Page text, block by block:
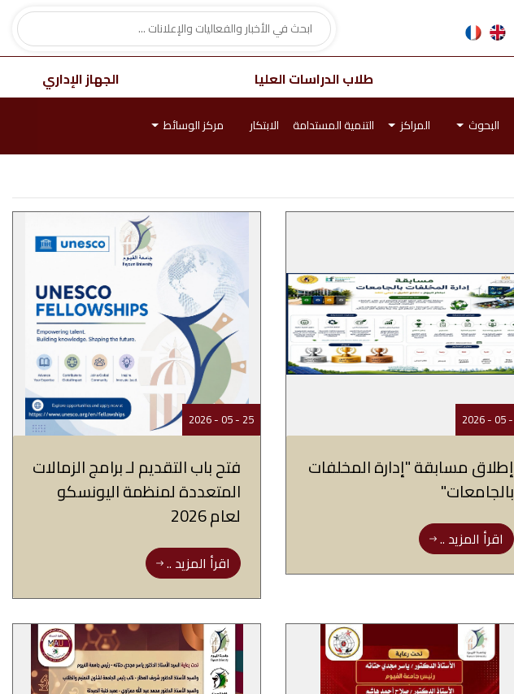
طلاب الدراسات العليا الجهاز الإداري
البحوث المراكز التنمية المستدامة الابتكار مركز الوسائط
إطلاق مسابقة "إدارة المخلفات
بالجامعات"
اقرأ المزيد ..
25 - 05 - 2026
فتح باب التقديم لـ برامج الزمالات
المتعددة لمنظمة اليونسكو
لعام 2026
اقرأ المزيد ..